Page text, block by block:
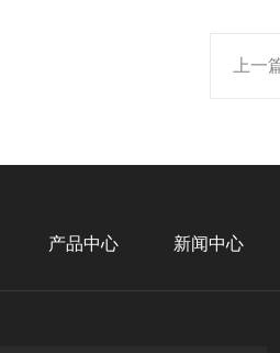
上一
产品中心 新闻中心